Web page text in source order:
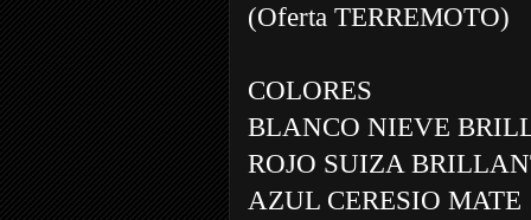
(Oferta TERREMOTO)
COLORES
BLANCO NIEVE
ROJO SUIZA
AZUL CERESIO MATE